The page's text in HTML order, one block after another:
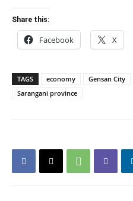
Share this:
Facebook X
TAGS economy Gensan City
Sarangani province